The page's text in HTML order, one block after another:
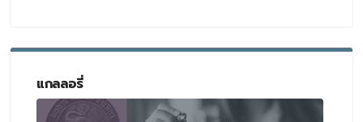
แกลลอรี่